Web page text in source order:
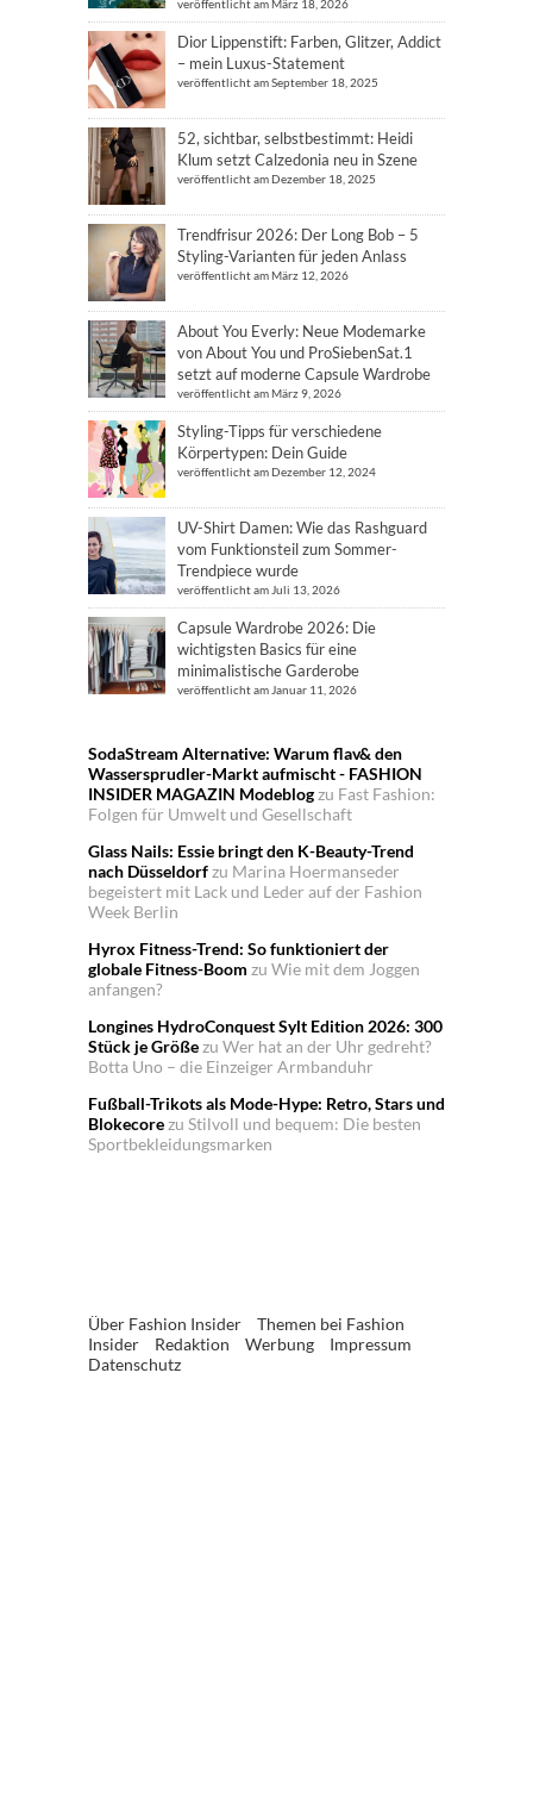
veröffentlicht am März 18, 2026
Dior Lippenstift: Farben, Glitzer, Addict
– mein Luxus-Statement
veröffentlicht am September 18, 2025
52, sichtbar, selbstbestimmt: Heidi
Klum setzt Calzedonia neu in Szene
veröffentlicht am Dezember 18, 2025
Trendfrisur 2026: Der Long Bob – 5
Styling-Varianten für jeden Anlass
veröffentlicht am März 12, 2026
About You Everly: Neue Modemarke
von About You und ProSiebenSat.1
setzt auf moderne Capsule Wardrobe
veröffentlicht am März 9, 2026
Styling-Tipps für verschiedene
Körpertypen: Dein Guide
veröffentlicht am Dezember 12, 2024
UV-Shirt Damen: Wie das Rashguard
vom Funktionsteil zum Sommer-
Trendpiece wurde
veröffentlicht am Juli 13, 2026
Capsule Wardrobe 2026: Die
wichtigsten Basics für eine
minimalistische Garderobe
veröffentlicht am Januar 11, 2026
SodaStream Alternative: Warum flav& den
Wassersprudler-Markt aufmischt - FASHION
INSIDER MAGAZIN Modeblogzu Fast Fashion:
Folgen für Umwelt und Gesellschaft
Glass Nails: Essie bringt den K-Beauty-Trend
nach Düsseldorfzu Marina Hoermanseder
begeistert mit Lack und Leder auf der Fashion
Week Berlin
Hyrox Fitness-Trend: So funktioniert der
globale Fitness-Boom zu Wie mit dem Joggen
anfangen?
Longines HydroConquest Sylt Edition 2026: 300
Stück je Größezu Wer hat an der Uhr gedreht?
Botta Uno – die Einzeiger Armbanduhr
Fußball-Trikots als Mode-Hype: Retro, Stars und
Blokecorezu Stilvoll und bequem: Die besten
Sportbekleidungsmarken
Über Fashion Insider
Themen bei Fashion
Insider
Redaktion Werbung
Impressum
Datenschutz